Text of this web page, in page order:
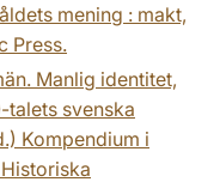
mening : makt,
Press.
Manlig identitet,
talets svenska
Kompendium i